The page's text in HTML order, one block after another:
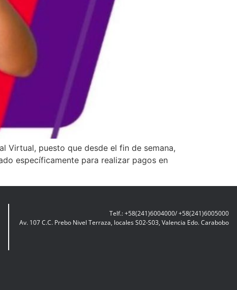
Virtual, puesto que desde el fin de semana,
específicamente para realizar pagos en
Telf.: +58(241)6004000/ +58(241)6005000
Av. 107 C.C. Prebo Nivel Terraza, locales S02-S03, Valencia Edo. Carabobo